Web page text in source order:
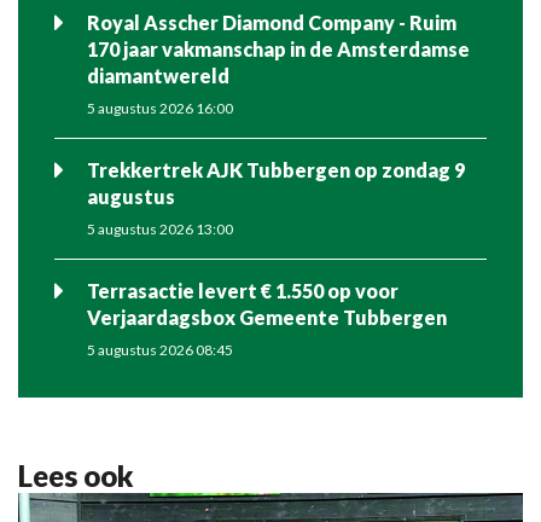
Royal Asscher Diamond Company - Ruim
170 jaar vakmanschap in de Amsterdamse
diamantwereld
5 augustus 2026 16:00
Trekkertrek AJK Tubbergen op zondag 9
augustus
5 augustus 2026 13:00
Terrasactie levert € 1.550 op voor
Verjaardagsbox Gemeente Tubbergen
5 augustus 2026 08:45
Lees ook